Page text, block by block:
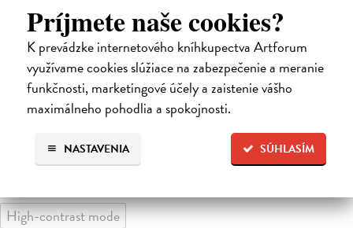
Príjmete naše cookies?
K prevádzke internetového kníhkupectva Artforum
využívame cookies slúžiace na zabezpečenie a meranie
funkčnosti, marketingové účely a zaistenie vášho
maximálneho pohodlia a spokojnosti.
SÚHLASÍM
NASTAVENIA
sleduje kniha českých a bulharských historiků po...
Na externom sklade v ČR. Dodanie do 16 dní
19,39 €
19,99 € ?
High-contrast mode